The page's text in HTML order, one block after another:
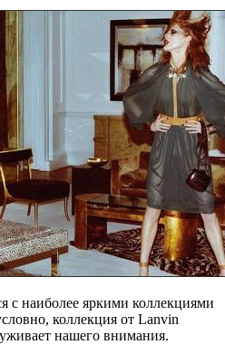
с наиболее яркими коллекциями
коллекция от Lanvin
нашего внимания.